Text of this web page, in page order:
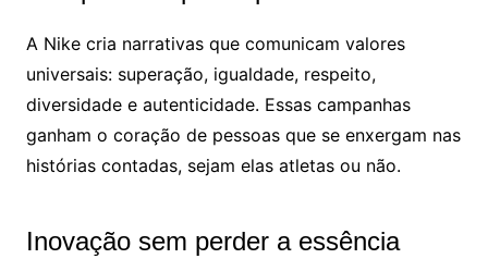
A Nike cria narrativas que comunicam valores
universais: superação, igualdade, respeito,
diversidade e autenticidade. Essas campanhas
ganham o coração de pessoas que se enxergam nas
histórias contadas, sejam elas atletas ou não.
Inovação sem perder a essência